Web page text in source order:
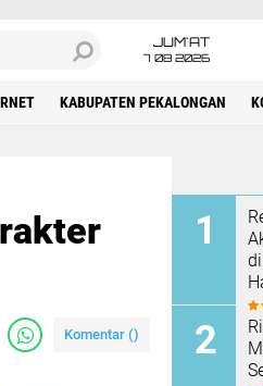
JUM'AT
7 08 2026
KABUPATEN PEKALONGAN
Komentar ()